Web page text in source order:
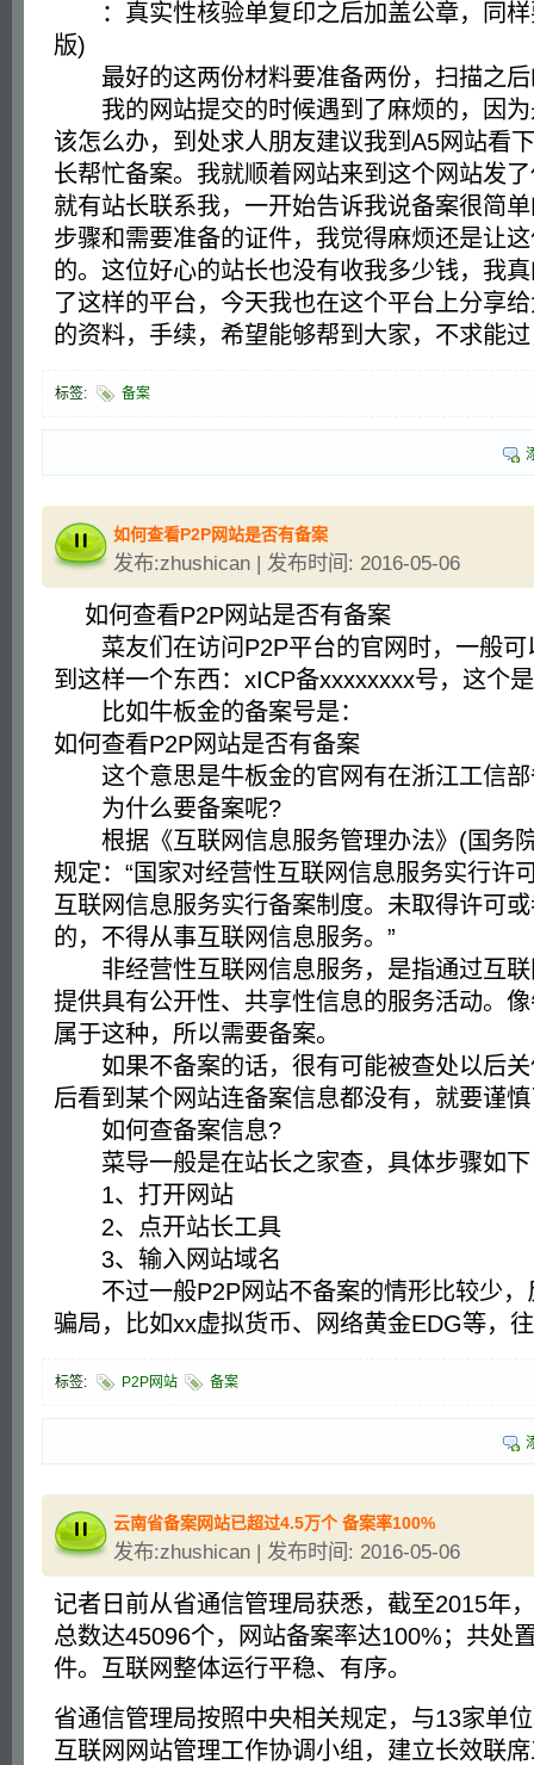
：真实性核验单复印之后加盖公章，同样
版)
最好的这两份材料要准备两份，扫描之后
我的网站提交的时候遇到了麻烦的，因为
该怎么办，到处求人朋友建议我到A5网站看
长帮忙备案。我就顺着网站来到这个网站发
就有站长联系我，一开始告诉我说备案很简
步骤和需要准备的证件，我觉得麻烦还是让
的。这位好心的站长也没有收我多少钱，我
了这样的平台，今天我也在这个平台上分享
的资料，手续，希望能够帮到大家，不求能
标签: 备案
如何查看P2P网站是否有备案
发布:zhushican | 发布时间: 2016-05-06
如何查看P2P网站是否有备案
菜友们在访问P2P平台的官网时，一般可
到这样一个东西：xICP备xxxxxxxx号，这个
比如牛板金的备案号是：
如何查看P2P网站是否有备案
这个意思是牛板金的官网有在浙江工信部
为什么要备案呢?
根据《互联网信息服务管理办法》(国务
规定：“国家对经营性互联网信息服务实行许
互联网信息服务实行备案制度。未取得许可
的，不得从事互联网信息服务。”
非经营性互联网信息服务，是指通过互联
提供具有公开性、共享性信息的服务活动。
属于这种，所以需要备案。
如果不备案的话，很有可能被查处以后关
后看到某个网站连备案信息都没有，就要谨
如何查备案信息?
菜导一般是在站长之家查，具体步骤如下
1、打开网站
2、点开站长工具
3、输入网站域名
不过一般P2P网站不备案的情形比较少，
骗局，比如xx虚拟货币、网络黄金EDG等，
标签: P2P网站 备案
云南省备案网站已超过4.5万个 备案率100%
发布:zhushican | 发布时间: 2016-05-06
记者日前从省通信管理局获悉，截至2015年
总数达45096个，网站备案率达100%；共处
件。互联网整体运行平稳、有序。
省通信管理局按照中央相关规定，与13家单
互联网网站管理工作协调小组，建立长效联